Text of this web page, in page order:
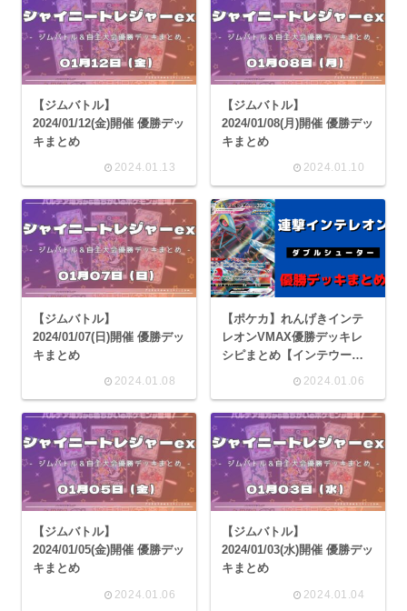
【ジムバトル】
2024/01/12(金)開催 優勝デッ
キまとめ
2024.01.13
【ジムバトル】
2024/01/08(月)開催 優勝デッ
キまとめ
2024.01.10
【ジムバトル】
2024/01/07(日)開催 優勝デッ
キまとめ
2024.01.08
【ポケカ】れんげきインテ
レオンVMAX優勝デッキレ
シピまとめ【インテウー
2024.01.06
【ジムバトル】
2024/01/05(金)開催 優勝デッ
キまとめ
2024.01.06
【ジムバトル】
2024/01/03(水)開催 優勝デッ
キまとめ
2024.01.04